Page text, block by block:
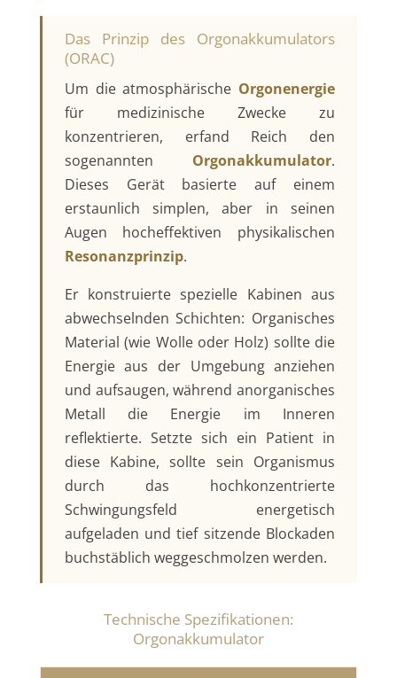
Das Prinzip des Orgonakkumulators
(ORAC)
Um die atmosphärische Orgonenergie
für medizinische Zwecke zu
konzentrieren, erfand Reich den
sogenannten Orgonakkumulator.
Dieses Gerät basierte auf einem
erstaunlich simplen, aber in seinen
Augen hocheffektiven physikalischen
Resonanzprinzip.
Er konstruierte spezielle Kabinen aus
abwechselnden Schichten: Organisches
Material (wie Wolle oder Holz) sollte die
Energie aus der Umgebung anziehen
und aufsaugen, während anorganisches
Metall die Energie im Inneren
reflektierte. Setzte sich ein Patient in
diese Kabine, sollte sein Organismus
durch das hochkonzentrierte
Schwingungsfeld energetisch
aufgeladen und tief sitzende Blockaden
buchstäblich weggeschmolzen werden.
Technische Spezifikationen:
Orgonakkumulator